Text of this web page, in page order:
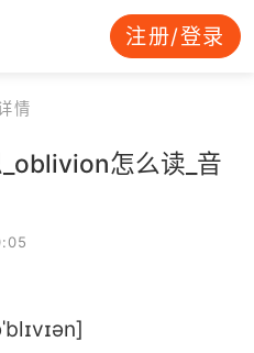
注册/登录
情
怎么读_音